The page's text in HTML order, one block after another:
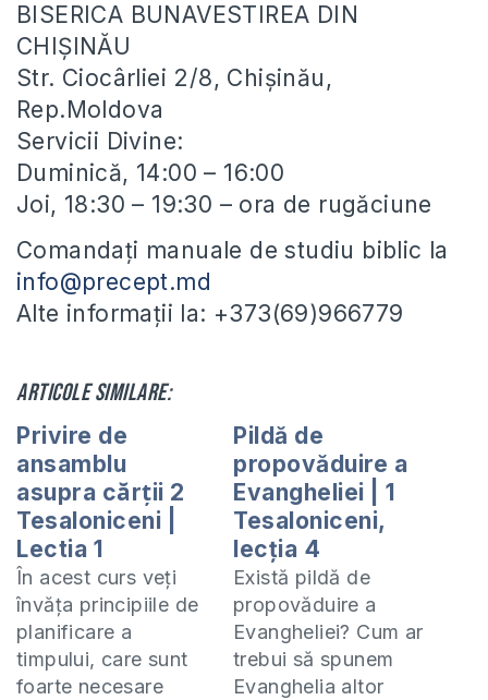
BISERICA BUNAVESTIREA DIN
CHIȘINĂU
Str. Ciocârliei 2/8, Chișinău,
Rep.Moldova
Servicii Divine:
Duminică, 14:00 – 16:00
Joi, 18:30 – 19:30 – ora de rugăciune
Comandați manuale de studiu biblic la
info@precept.md
Alte informații la: +373(69)966779
Articole similare:
Privire de
ansamblu
asupra cărții 2
Tesaloniceni |
Lectia 1
În acest curs veți
învăța principiile de
planificare a
timpului, care sunt
foarte necesare
Pildă de
propovăduire a
Evangheliei | 1
Tesaloniceni,
lecția 4
Există pildă de
propovăduire a
Evangheliei? Cum ar
trebui să spunem
Evanghelia altor